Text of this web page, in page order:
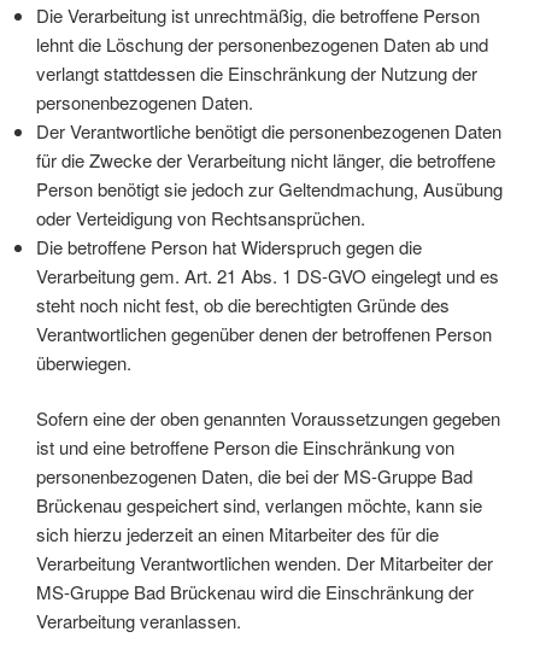
Die Verarbeitung ist unrechtmäßig, die betroffene Person
lehnt die Löschung der personenbezogenen Daten ab und
verlangt stattdessen die Einschränkung der Nutzung der
personenbezogenen Daten.
Der Verantwortliche benötigt die personenbezogenen Daten
für die Zwecke der Verarbeitung nicht länger, die betroffene
Person benötigt sie jedoch zur Geltendmachung, Ausübung
oder Verteidigung von Rechtsansprüchen.
Die betroffene Person hat Widerspruch gegen die
Verarbeitung gem. Art. 21 Abs. 1 DS-GVO eingelegt und es
steht noch nicht fest, ob die berechtigten Gründe des
Verantwortlichen gegenüber denen der betroffenen Person
überwiegen.
Sofern eine der oben genannten Voraussetzungen gegeben
ist und eine betroffene Person die Einschränkung von
personenbezogenen Daten, die bei der MS-Gruppe Bad
Brückenau gespeichert sind, verlangen möchte, kann sie
sich hierzu jederzeit an einen Mitarbeiter des für die
Verarbeitung Verantwortlichen wenden. Der Mitarbeiter der
MS-Gruppe Bad Brückenau wird die Einschränkung der
Verarbeitung veranlassen.